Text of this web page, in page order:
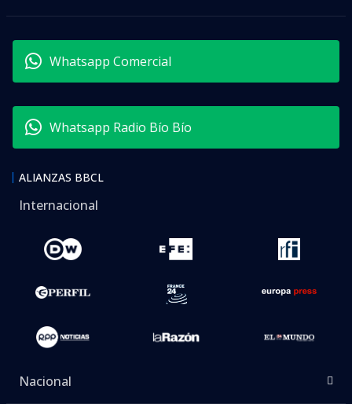
Whatsapp Comercial
Whatsapp Radio Bío Bío
ALIANZAS BBCL
Internacional
Nacional